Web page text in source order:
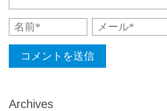
Archives